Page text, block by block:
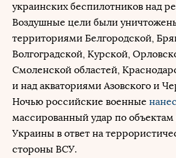
украинских беспилотников над
Воздушные цели были
территориями Белгородской,
Волгоградской, Курской,
Смоленской областей,
и над акваториями Азовского и
Ночью российские военные
массированный удар по
Украины в ответ на
стороны ВСУ.